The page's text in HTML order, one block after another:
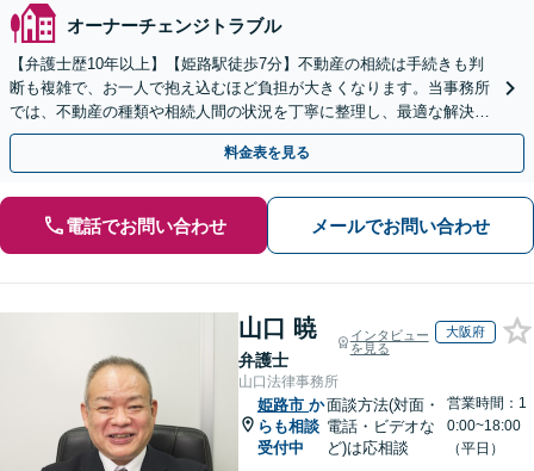
オーナーチェンジトラブル
【弁護士歴10年以上】【姫路駅徒歩7分】不動産の相続は手続きも判
断も複雑で、お一人で抱え込むほど負担が大きくなります。当事務所
では、不動産の種類や相続人間の状況を丁寧に整理し、最適な解決策
へと導くサポートを行っています。
料金表を見る
電話でお問い合わせ メールでお問い合わせ
山口 暁
弁護士
インタビュー
を見る
大阪府
山口法律事務所
姫路市 か
らも相談
受付中
面談方法(対面・
電話・ビデオな
ど)は応相談
営業時間：1
0:00~18:00
（平日）